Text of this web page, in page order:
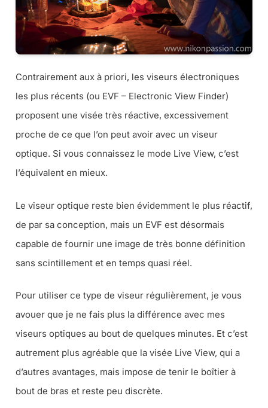
Contrairement aux à priori, les viseurs électroniques
les plus récents (ou EVF – Electronic View Finder)
proposent une visée très réactive, excessivement
proche de ce que l’on peut avoir avec un viseur
optique. Si vous connaissez le mode Live View, c’est
l’équivalent en mieux.
Le viseur optique reste bien évidemment le plus réactif,
de par sa conception, mais un EVF est désormais
capable de fournir une image de très bonne définition
sans scintillement et en temps quasi réel.
Pour utiliser ce type de viseur régulièrement, je vous
avouer que je ne fais plus la différence avec mes
viseurs optiques au bout de quelques minutes. Et c’est
autrement plus agréable que la visée Live View, qui a
d’autres avantages, mais impose de tenir le boîtier à
bout de bras et reste peu discrète.